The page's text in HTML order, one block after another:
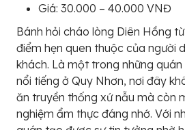
Giá: 30.000 – 40.000 VNĐ
Bánh hỏi cháo lòng Diên Hồng
điểm hẹn quen thuộc của người
khách. Là một trong những
nổi tiếng ở Quy Nhơn, nơi đây
ăn truyền thống xứ nẫu mà còn
nghiệm ẩm thực đáng nhớ. Với